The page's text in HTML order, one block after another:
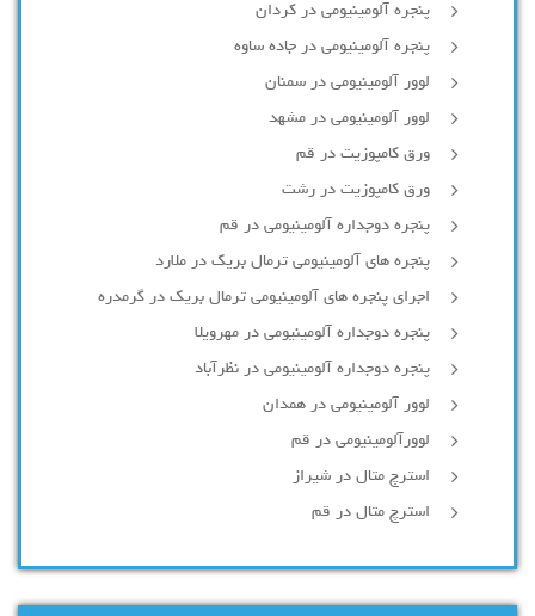
پنجره آلومینیومی در کردان
پنجره آلومینیومی در جاده ساوه
لوور آلومینیومی در سمنان
لوور آلومینیومی در مشهد
ورق کامپوزیت در قم
ورق کامپوزیت در رشت
پنجره دوجداره آلومينيومی در قم
پنجره های آلومینیومی ترمال بریک در ملارد
اجرای پنجره های آلومینیومی ترمال بریک در گرمدره
پنجره دوجداره آلومینیومی در مهرویلا
پنجره دوجداره آلومینیومی در نظرآباد
لوور آلومینیومی در همدان
لوورآلومینیومی در قم
استرچ متال در شیراز
استرچ متال در قم